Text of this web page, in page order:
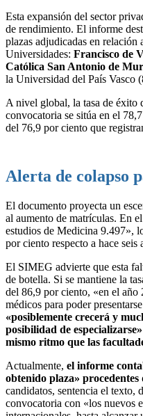
Esta expansión del sector
de rendimiento. El informe
plazas adjudicadas en relación
Universidades: Francisco de
Católica San Antonio de
la Universidad del País Vasco
A nivel global, la tasa de éxito
convocatoria se sitúa en el
del 76,9 por ciento que
Alerta de colapso
El documento proyecta un
al aumento de matrículas. En
estudios de Medicina 9.497»,
por ciento respecto a hace seis
El SIMEG advierte que esta
de botella. Si se mantiene la
del 86,9 por ciento, «en el año
médicos para poder
«posiblemente crecerá y
posibilidad de
mismo ritmo que las
Actualmente, el informe
obtenido plaza» procedentes
candidatos, sentencia el texto,
convocatoria con «los nuevos